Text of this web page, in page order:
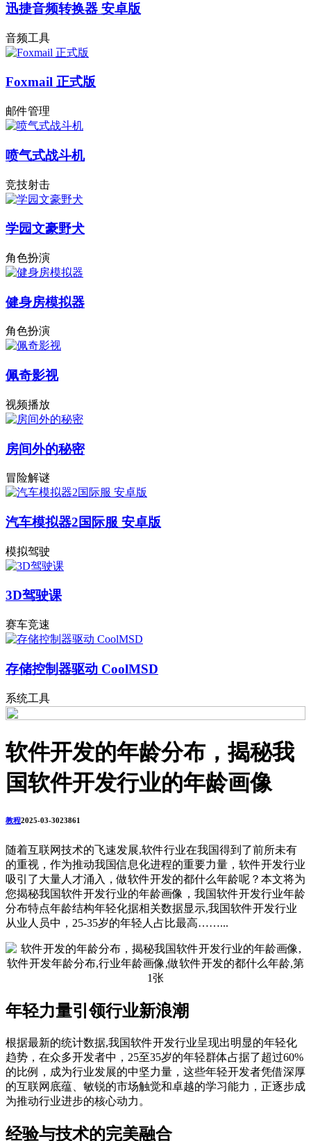
迅捷音频转换器 安卓版
音频工具
Foxmail 正式版
邮件管理
喷气式战斗机
竞技射击
学园文豪野犬
角色扮演
健身房模拟器
角色扮演
佩奇影视
视频播放
房间外的秘密
冒险解谜
汽车模拟器2国际服 安卓版
模拟驾驶
3D驾驶课
赛车竞速
存储控制器驱动 CoolMSD
系统工具
软件开发的年龄分布，揭秘我
国软件开发行业的年龄画像
教程2025-03-3023861
随着互联网技术的飞速发展,软件行业在我国得到了前所未有
的重视，作为推动我国信息化进程的重要力量，软件开发行业
吸引了大量人才涌入，做软件开发的都什么年龄呢？本文将为
您揭秘我国软件开发行业的年龄画像，我国软件开发行业年龄
分布特点年龄结构年轻化据相关数据显示,我国软件开发行业
从业人员中，25-35岁的年轻人占比最高……...
年轻力量引领行业新浪潮
根据最新的统计数据,我国软件开发行业呈现出明显的年轻化
趋势，在众多开发者中，25至35岁的年轻群体占据了超过60%
的比例，成为行业发展的中坚力量，这些年轻开发者凭借深厚
的互联网底蕴、敏锐的市场触觉和卓越的学习能力，正逐步成
为推动行业进步的核心动力。
经验与技术的完美融合